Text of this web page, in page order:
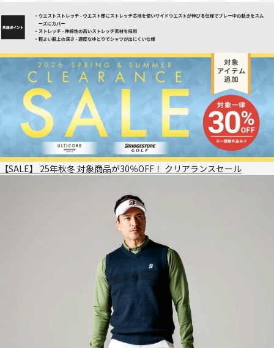
【SALE】 25年秋冬 対象商品が30％OFF！ クリアランスセール